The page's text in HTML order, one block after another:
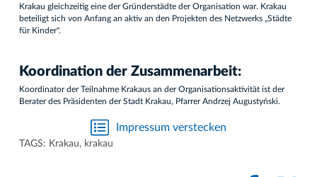
Krakau gleichzeitig eine der Gründerstädte der Organisation war. Krakau
beteiligt sich von Anfang an aktiv an den Projekten des Netzwerks „Städte
für Kinder".
Koordination der Zusammenarbeit:
Koordinator der Teilnahme Krakaus an der Organisationsaktivität ist der
Berater des Präsidenten der Stadt Krakau, Pfarrer Andrzej Augustyński.
Impressum verstecken
TAGS: Krakau, krakau